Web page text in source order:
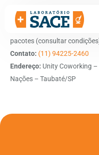
Benefício:40% de desconto
pacotes (consultar
Contato: (11) 94225-2460
Endereço: Unity Coworking
Nações – Taubaté/SP